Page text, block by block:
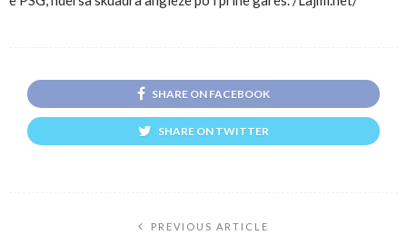
SHARE ON FACEBOOK
SHARE ON TWITTER
PREVIOUS ARTICLE